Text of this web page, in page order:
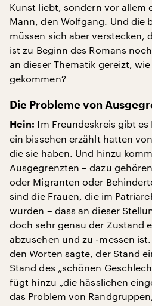
Kunst liebt, sondern vor allem
Mann, den Wolfgang. Und die
müssen sich aber verstecken,
ist zu Beginn des Romans
an dieser Thematik gereizt,
gekommen?
Die Probleme von
Hein: Im Freundeskreis gibt
ein bisschen erzählt hatten
die sie haben. Und hinzu
Ausgegrenzten – dazu
oder Migranten oder
sind die Frauen, die im
wurden – dass an dieser
doch sehr genau der Zustand
abzusehen und zu -messen
den Worten sagte, der Stand
Stand des „schönen
fügt hinzu „die hässlichen
das Problem von